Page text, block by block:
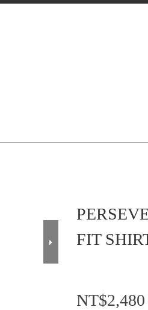
FIT
NT$2,480